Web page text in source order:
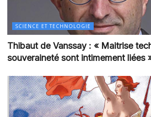
SCIENCE ET TECHNOLOGIE
Thibaut de Vanssay : « Maitrise
souveraineté sont intimement liées